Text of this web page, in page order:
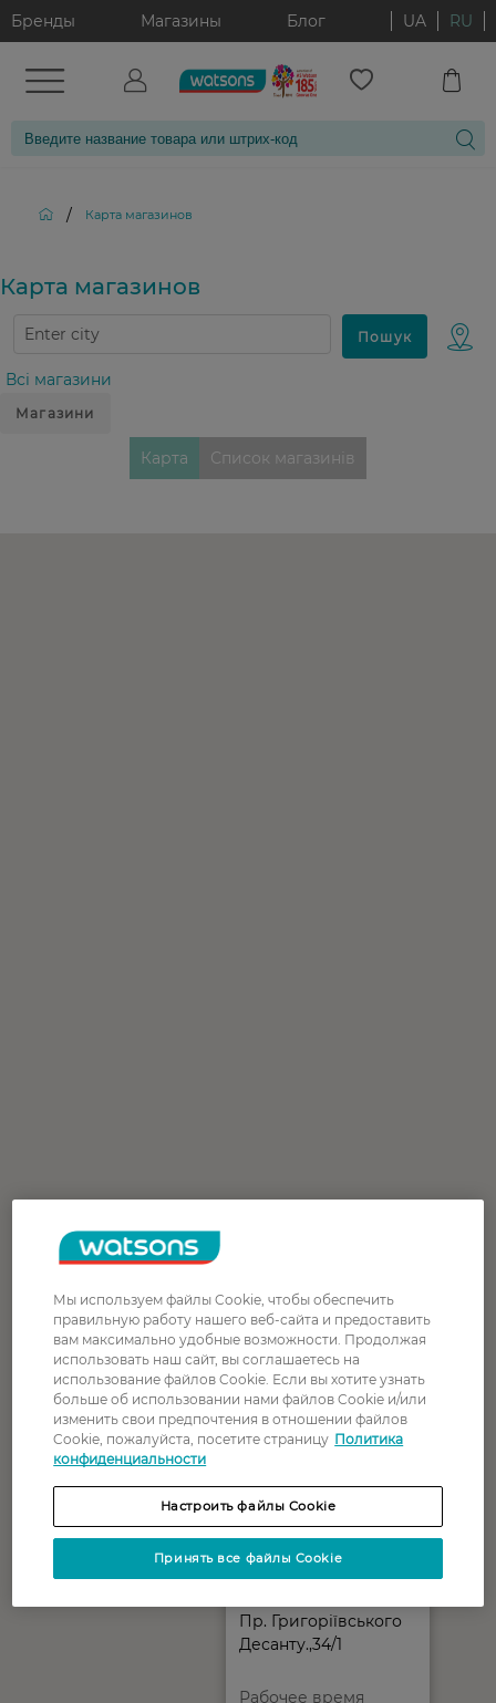
Бренды Магазины Блог UA RU
/ Карта магазинов
Карта магазинов
Всі магазини
Мы используем файлы Cookie, чтобы обеспечить
правильную работу нашего веб-сайта и предоставить
вам максимально удобные возможности. Продолжая
использовать наш сайт, вы соглашаетесь на
использование файлов Cookie. Если вы хотите узнать
больше об использовании нами файлов Cookie и/или
изменить свои предпочтения в отношении файлов
Cookie, пожалуйста, посетите страницу Политика
конфиденциальности
Настроить файлы Cookie
Принять все файлы Cookie